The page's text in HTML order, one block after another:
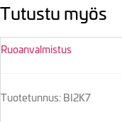
Tutustu myös
Ruoanvalmistus
Tuotetunnus: BI2K7